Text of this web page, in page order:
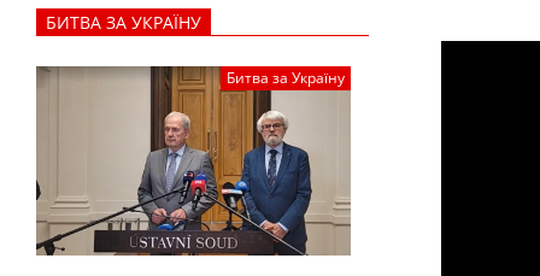
а
БИТВА ЗА УКРАЇНУ
Битва за Україну